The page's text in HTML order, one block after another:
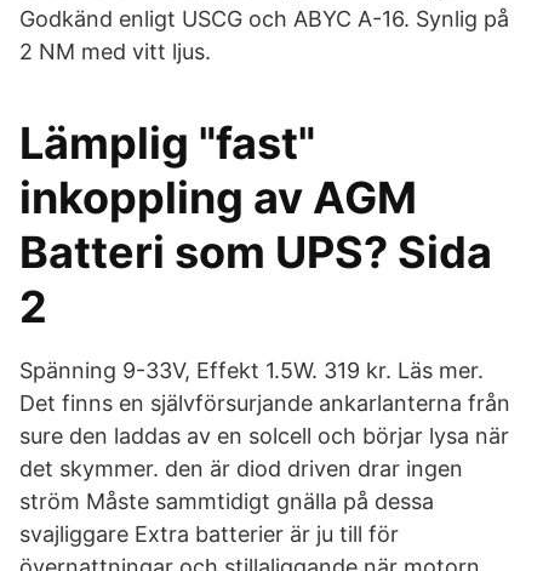
Godkänd enligt USCG och ABYC A-16. Synlig på
2 NM med vitt ljus.
Lämplig "fast"
inkoppling av AGM
Batteri som UPS? Sida
2
Spänning 9-33V, Effekt 1.5W. 319 kr. Läs mer.
Det finns en självförsurjande ankarlanterna från
sure den laddas av en solcell och börjar lysa när
det skymmer. den är diod driven drar ingen
ström Måste sammtidigt gnälla på dessa
svajliggare Extra batterier är ju till för